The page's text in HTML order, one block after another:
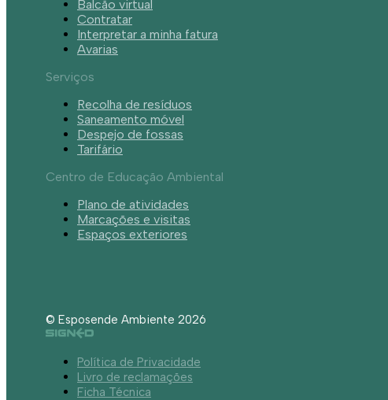
Balcão virtual
Contratar
Interpretar a minha fatura
Avarias
Serviços
Recolha de resíduos
Saneamento móvel
Despejo de fossas
Tarifário
Centro de Educação Ambiental
Plano de atividades
Marcações e visitas
Espaços exteriores
© Esposende Ambiente 2026
Política de Privacidade
Livro de reclamações
Ficha Técnica